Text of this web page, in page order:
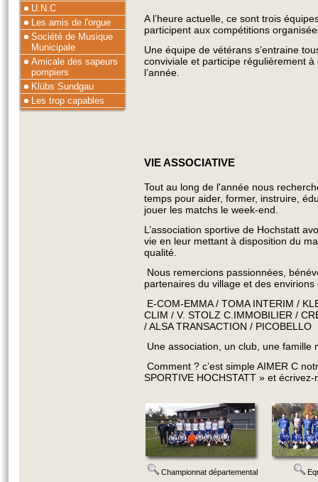
U.N.C
Les amis de l'orgue
Société de Musique
Municipale
Amicale des sapeurs
pompiers
Klübs Sundgau
Les trop capables
A l’heure actuelle, ce sont trois
participent aux compétitions
Une équipe de vétérans s’entraine
conviviale et participe régulièrement
l’année.
VIE ASSOCIATIVE
Tout au long de l'année nous
temps pour aider, former, instruire,
jouer les matchs le week-end.
L’association sportive de Hochstatt
vie en leur mettant à disposition du
qualité.
Nous remercions passionnées,
partenaires du village et des
E-COM-EMMA / TOMA INTERIM /
CLIM / V. STOLZ C.IMMOBILIER /
/ ALSA TRANSACTION / PICOBELLO
Une association, un club, une famille
Comment ? c’est simple AIMER C
SPORTIVE HOCHSTATT » et
Championnat départemental